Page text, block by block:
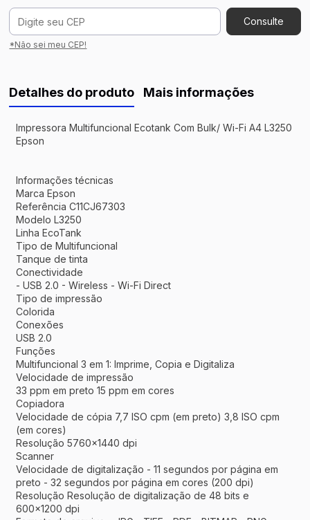
Consulte
*Não sei meu CEP!
Detalhes do produto
Impressora Multifuncional Ecotank Com Bulk/ Wi-Fi A4 L3250
Epson
Informações técnicas
Marca Epson
Referência C11CJ67303
Modelo L3250
Linha EcoTank
Tipo de Multifuncional
Tanque de tinta
Conectividade
- USB 2.0 - Wireless - Wi-Fi Direct
Tipo de impressão
Colorida
Conexões
USB 2.0
Funções
Multifuncional 3 em 1: Imprime, Copia e Digitaliza
Velocidade de impressão
33 ppm em preto 15 ppm em cores
Copiadora
Velocidade de cópia 7,7 ISO cpm (em preto) 3,8 ISO cpm
(em cores)
Resolução 5760x1440 dpi
Scanner
Velocidade de digitalização - 11 segundos por página em
preto - 32 segundos por página em cores (200 dpi)
Resolução Resolução de digitalização de 48 bits e
600x1200 dpi
Mais informações